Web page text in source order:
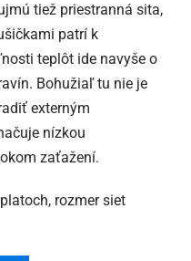
tiež priestranná sita,
patrí k
teplôt ide navyše o
Bohužiaľ tu nie je
externým
nízkou
zaťažení.
rozmer siet